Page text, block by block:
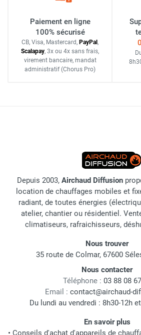
Paiement en ligne
100% sécurisé
CB, Visa, Mastercard, PayPal ,
Scalapay, 3x ou 4x sans frais,
virement bancaire, mandat
administratif (Chorus Pro)
Depuis 2003, Airchaud Diffusion
location de chauffages mobiles et
radiant, de toutes énergies
atelier, chantier ou résidentiel.
climatiseurs, rafraichisseurs,
Nous trouver
35 route de Colmar, 67600
Nous contacter
Téléphone : 03 88 08
Email : contact@airchaud-
Du lundi au vendredi : 8h30-12h
En savoir plus
• Conseils d'achat d'appareils de